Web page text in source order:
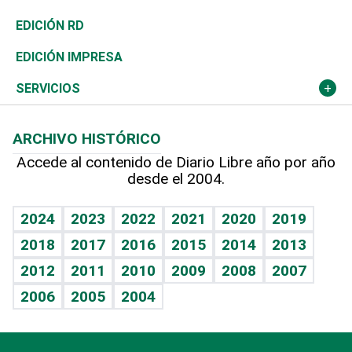
Ocenanía
Caribe
Resto del mundo
Telecom.
Global y variable
Economía personal
Sociales
Novedades
Podcast Arte Libre
Hablando con el pediatra
Vida y familia
Eñe
Celebrando la vida
Sin complejos
En pocas palabras
Tenis
Olimpismo
Más deportes
Línea de hit
BRV
TBT Deportivo
En Directo
Frente al Statu Quo
El Espía
Más firmas
Historia
Despertando al gigante
Cambio climático
Revista
Deportes
Opinión
Hecho en casa
Guía del dinero
EDICIÓN RD
EDICIÓN IMPRESA
SERVICIOS
Cumpleaños
Horóscopos
Juegos
ARCHIVO HISTÓRICO
Accede al contenido de Diario Libre año por año
desde el 2004.
2024 2023 2022 2021 2020
2019
2018
2017 2016 2015 2014
2013
2012
2011 2010 2009 2008
2007
2006
2005 2004